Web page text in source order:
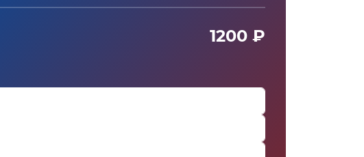
1200 ₽